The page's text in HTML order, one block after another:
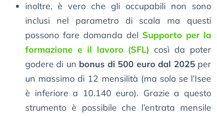
inoltre, è vero che gli occupabili non sono
inclusi nel parametro di scala ma questi
possono fare domanda del Supporto per la
formazione e il lavoro (SFL) così da poter
godere di un bonus di 500 euro dal 2025 per
un massimo di 12 mensilità (ma solo se l’Isee
è inferiore a 10.140 euro). Grazie a questo
strumento è possibile che l’entrata mensile